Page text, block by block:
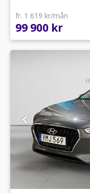
fr. 1 619 kr/mån
99 900 kr